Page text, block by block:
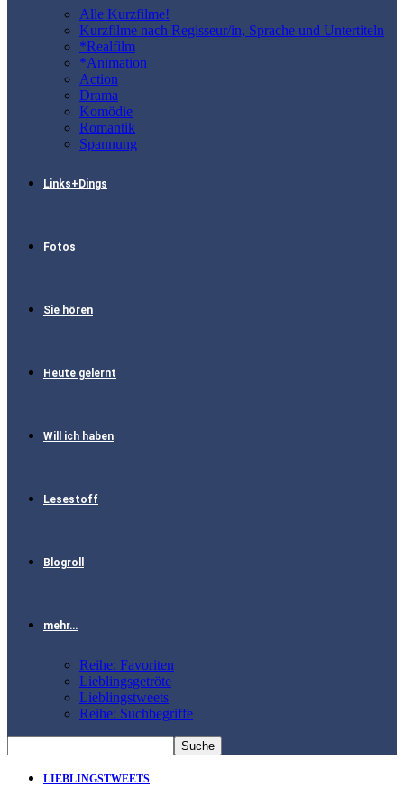
Alle Kurzfilme!
Kurzfilme nach Regisseur/in, Sprache und Untertiteln
*Realfilm
*Animation
Action
Drama
Komödie
Romantik
Spannung
Links+Dings
Fotos
Sie hören
Heute gelernt
Will ich haben
Lesestoff
Blogroll
mehr…
Reihe: Favoriten
Lieblingsgetröte
Lieblingstweets
Reihe: Suchbegriffe
LIEBLINGSTWEETS